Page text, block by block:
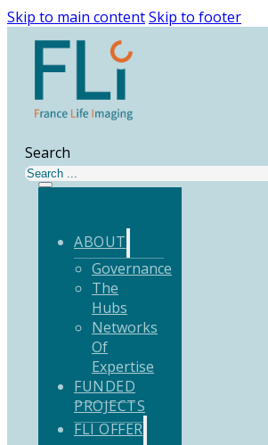
Skip to main contentSkip to footer
Search
ABOUT
Governance
The
Hubs
Networks
Of
Expertise
FUNDED
PROJECTS
FLI OFFER